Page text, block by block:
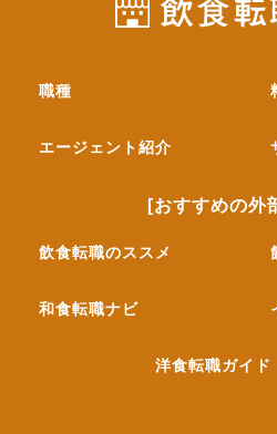
職種
エージェント紹介
[おすすめの外
飲食転職のススメ
和食転職ナビ
洋食転職ガイド